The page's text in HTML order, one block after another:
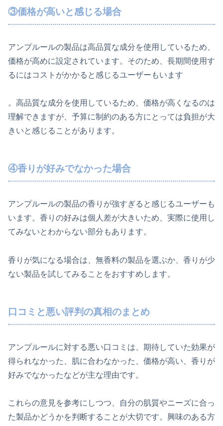
③価格が高いと感じる場合
アンプルールの製品は高品質な成分を使用しているため、
価格が高めに設定されています。そのため、長期間使用す
るにはコストがかかると感じるユーザーもいます
。高品質な成分を使用しているため、価格が高くなるのは
理解できますが、予算に制約のある方にとっては負担が大
きいと感じることがあります。
④香りが好みでなかった場合
アンプルールの製品の香りが強すぎると感じるユーザーも
います。香りの好みは個人差が大きいため、実際に使用し
てみないとわからない部分もあります。
香りが気になる場合は、無香料の製品を選ぶか、香りが少
ない製品を試してみることをおすすめします。
口コミと悪い評判の真相のまとめ
アンプルールに対する悪い口コミは、期待していた効果が
得られなかった、肌に合わなかった、価格が高い、香りが
好みでなかったなどが主な理由です。
これらの意見を参考にしつつ、自分の肌質やニーズに合っ
た製品かどうかを判断することが大切です。興味のある方